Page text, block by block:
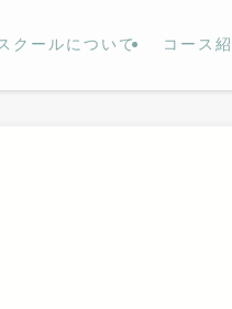
クールについて コース